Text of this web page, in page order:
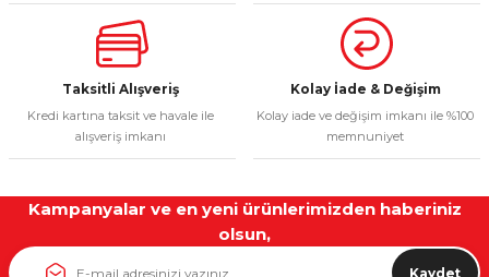
Taksitli Alışveriş
Kredi kartına taksit ve havale ile
alışveriş imkanı
Kolay İade & Değişim
Kolay iade ve değişim imkanı ile %100
memnuniyet
Kampanyalar ve en yeni ürünlerimizden haberiniz
olsun,
Kaydet